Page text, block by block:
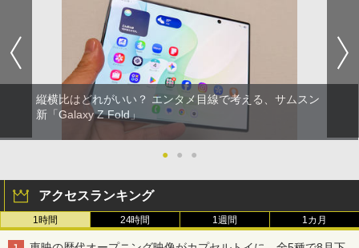
縦横比はどれがいい？ エンタメ目線で考える、サムスン
新「Galaxy Z Fold」
● ● ●
アクセスランキング
1時間 24時間 1週間 1カ月